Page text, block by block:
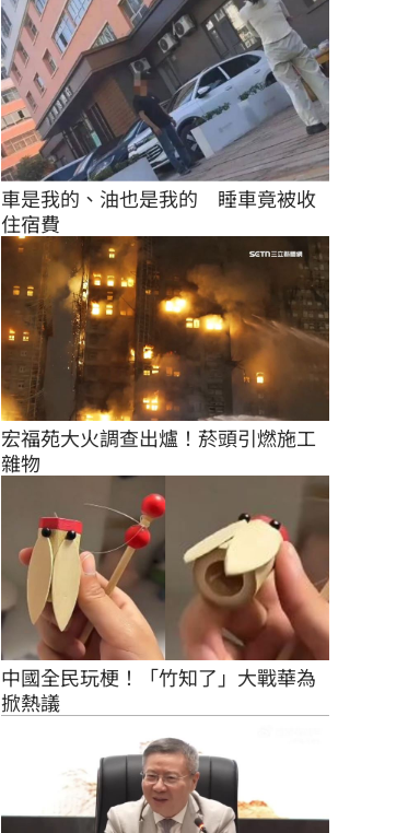
車是我的、油也是我的　睡車竟被收
住宿費
宏福苑大火調查出爐！菸頭引燃施工
雜物
中國全民玩梗！「竹知了」大戰華為
掀熱議